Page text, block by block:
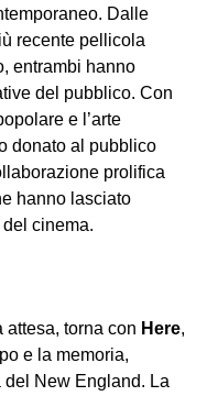
Dalle
recente pellicola
entrambi hanno
del pubblico. Con
e l’arte
donato al pubblico
prolifica
hanno lasciato
cinema.
torna con Here,
e la memoria,
New England. La